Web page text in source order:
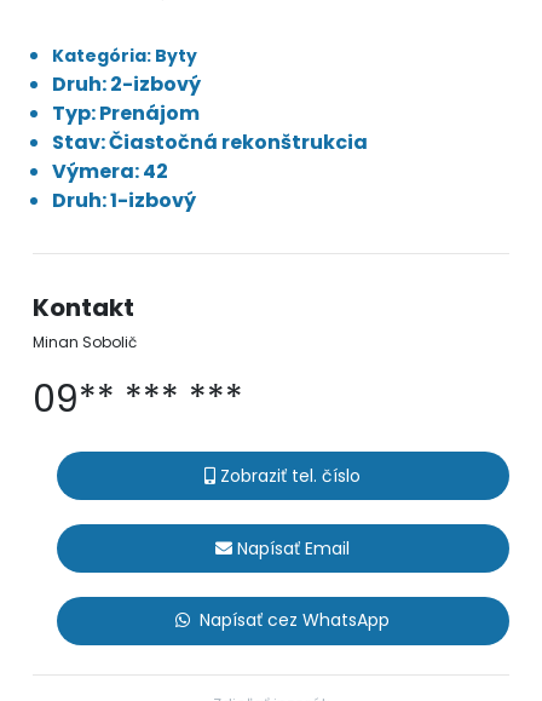
Kategória: Byty
Druh: 2-izbový
Typ: Prenájom
Stav: Čiastočná rekonštrukcia
Výmera: 42
Druh: 1-izbový
Kontakt
Minan Sobolič
09** *** ***
Zobraziť tel. číslo
Napísať Email
Napísať cez WhatsApp